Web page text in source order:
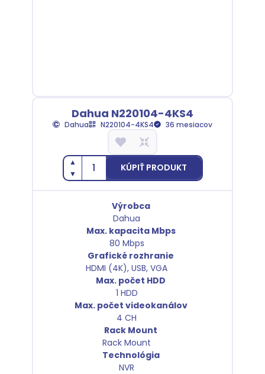
Dahua N220104-4KS4
Dahua N220104-4KS4 36 mesiacov
▲
▼
KÚPIŤ PRODUKT
Výrobca
Dahua
Max. kapacita Mbps
80 Mbps
Grafické rozhranie
HDMI (4K), USB, VGA
Max. počet HDD
1 HDD
Max. počet videokanálov
4 CH
Rack Mount
Rack Mount
Technológia
NVR